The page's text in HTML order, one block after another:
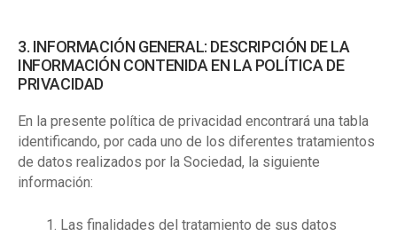
3. INFORMACIÓN GENERAL: DESCRIPCIÓN DE LA
INFORMACIÓN CONTENIDA EN LA POLÍTICA DE
PRIVACIDAD
En la presente política de privacidad encontrará una tabla
identificando, por cada uno de los diferentes tratamientos
de datos realizados por la Sociedad, la siguiente
información:
Las finalidades del tratamiento de sus datos